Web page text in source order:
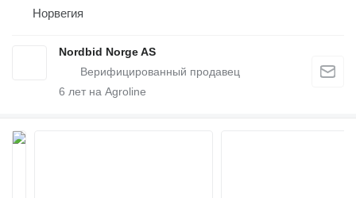
Норвегия
Nordbid Norge AS
6 лет на Agroline